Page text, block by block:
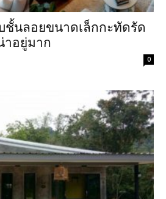
ชั้นลอยขนาดเล็กกะทัดรัด
าอยู่มาก
0